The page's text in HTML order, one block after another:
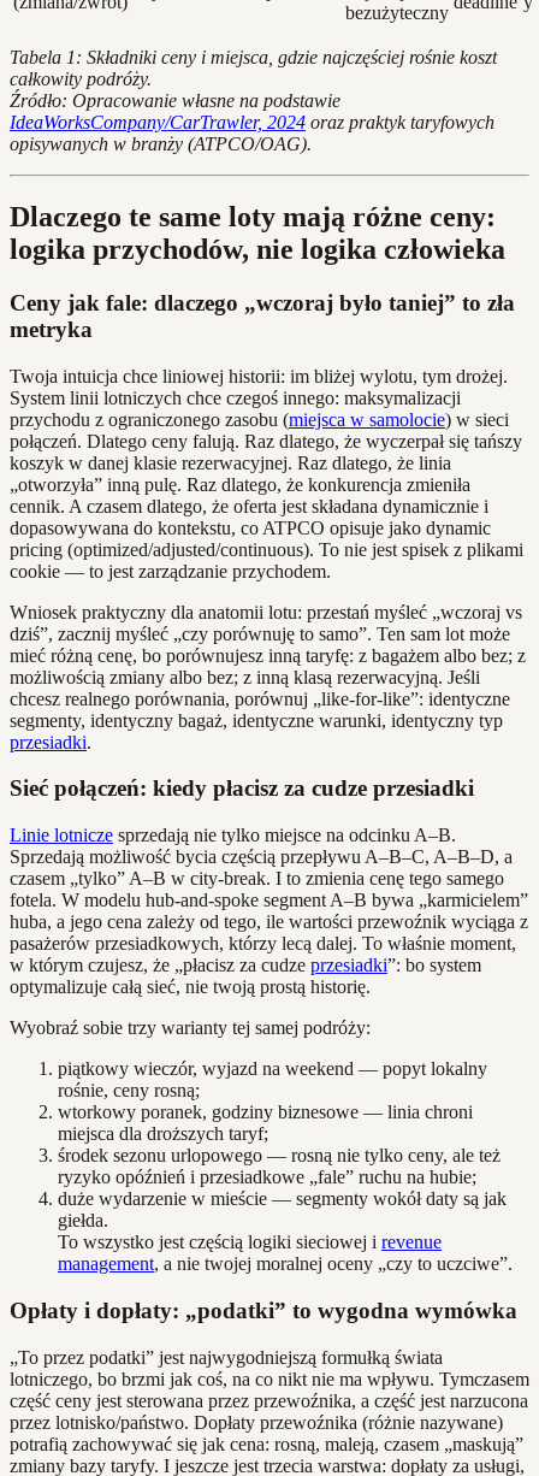
bezużyteczny
Tabela 1: Składniki ceny i miejsca, gdzie najczęściej rośnie koszt
całkowity podróży.
Źródło: Opracowanie własne na podstawie
IdeaWorksCompany/CarTrawler, 2024 oraz praktyk taryfowych
opisywanych w branży (ATPCO/OAG).
Dlaczego te same loty mają różne ceny:
logika przychodów, nie logika człowieka
Ceny jak fale: dlaczego „wczoraj było taniej” to zła
metryka
Twoja intuicja chce liniowej historii: im bliżej wylotu, tym drożej.
System linii lotniczych chce czegoś innego: maksymalizacji
przychodu z ograniczonego zasobu (miejsca w samolocie) w sieci
połączeń. Dlatego ceny falują. Raz dlatego, że wyczerpał się tańszy
koszyk w danej klasie rezerwacyjnej. Raz dlatego, że linia
„otworzyła” inną pulę. Raz dlatego, że konkurencja zmieniła
cennik. A czasem dlatego, że oferta jest składana dynamicznie i
dopasowywana do kontekstu, co ATPCO opisuje jako dynamic
pricing (optimized/adjusted/continuous). To nie jest spisek z plikami
cookie — to jest zarządzanie przychodem.
Wniosek praktyczny dla anatomii lotu: przestań myśleć „wczoraj vs
dziś”, zacznij myśleć „czy porównuję to samo”. Ten sam lot może
mieć różną cenę, bo porównujesz inną taryfę: z bagażem albo bez; z
możliwością zmiany albo bez; z inną klasą rezerwacyjną. Jeśli
chcesz realnego porównania, porównuj „like-for-like”: identyczne
segmenty, identyczny bagaż, identyczne warunki, identyczny typ
przesiadki.
Sieć połączeń: kiedy płacisz za cudze przesiadki
Linie lotnicze sprzedają nie tylko miejsce na odcinku A–B.
Sprzedają możliwość bycia częścią przepływu A–B–C, A–B–D, a
czasem „tylko” A–B w city-break. I to zmienia cenę tego samego
fotela. W modelu hub‑and‑spoke segment A–B bywa „karmicielem”
huba, a jego cena zależy od tego, ile wartości przewoźnik wyciąga z
pasażerów przesiadkowych, którzy lecą dalej. To właśnie moment,
w którym czujesz, że „płacisz za cudze przesiadki”: bo system
optymalizuje całą sieć, nie twoją prostą historię.
Wyobraź sobie trzy warianty tej samej podróży:
piątkowy wieczór, wyjazd na weekend — popyt lokalny
rośnie, ceny rosną;
wtorkowy poranek, godziny biznesowe — linia chroni
miejsca dla droższych taryf;
środek sezonu urlopowego — rosną nie tylko ceny, ale też
ryzyko opóźnień i przesiadkowe „fale” ruchu na hubie;
duże wydarzenie w mieście — segmenty wokół daty są jak
giełda.
To wszystko jest częścią logiki sieciowej i revenue
management, a nie twojej moralnej oceny „czy to uczciwe”.
Opłaty i dopłaty: „podatki” to wygodna wymówka
„To przez podatki” jest najwygodniejszą formułką świata
lotniczego, bo brzmi jak coś, na co nikt nie ma wpływu. Tymczasem
część ceny jest sterowana przez przewoźnika, a część jest narzucona
przez lotnisko/państwo. Dopłaty przewoźnika (różnie nazywane)
potrafią zachowywać się jak cena: rosną, maleją, czasem „maskują”
zmiany bazy taryfy. I jeszcze jest trzecia warstwa: dopłaty za usługi,